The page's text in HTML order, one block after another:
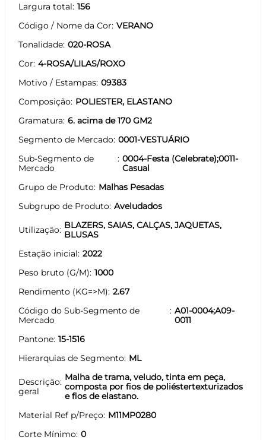
Largura total 156
Código / Nome da Cor VERANO
Tonalidade 020-ROSA
Cor 4-ROSA/LILAS/ROXO
Motivo / Estampas 09383
Composição POLIESTER, ELASTANO
Gramatura 6. acima de 170 GM2
Segmento de Mercado 0001-VESTUÁRIO
Sub-Segmento de
Mercado
0004-Festa (Celebrate);0011-
Casual
Grupo de Produto Malhas Pesadas
Subgrupo de Produto Aveludados
Utilização BLAZERS, SAIAS, CALÇAS, JAQUETAS,
BLUSAS
Estação inicial 2022
Peso bruto (G/M) 1000
Rendimento (KG=>M) 2.67
Código do Sub-Segmento de
Mercado
A01-0004;A09-
0011
Pantone 15-1516
Hierarquias de Segmento ML
Descrição
geral
Malha de trama, veludo, tinta em peça,
composta por fios de poliéstertexturizados
e fios de elastano.
Material Ref p/Preço M11MP0280
Corte Mínimo 0